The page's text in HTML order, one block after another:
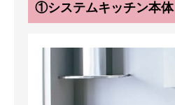
①システムキッチン本体